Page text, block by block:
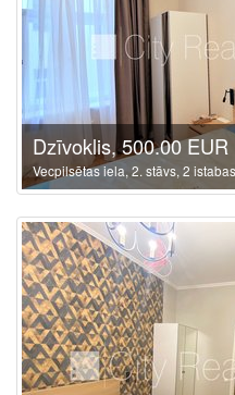
Dzīvoklis, 500.00 EUR
Vecpilsētas iela, 2. stāvs, 2